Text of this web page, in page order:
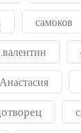
самоков